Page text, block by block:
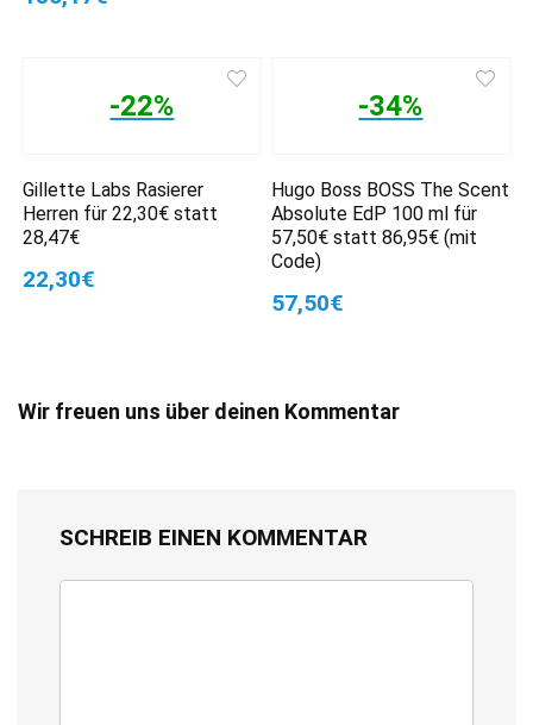
-22%
Gillette Labs Rasierer
Herren für 22,30€ statt
28,47€
22,30€
-34%
Hugo Boss BOSS The Scent
Absolute EdP 100 ml für
57,50€ statt 86,95€ (mit
Code)
57,50€
Wir freuen uns über deinen Kommentar
SCHREIB EINEN KOMMENTAR